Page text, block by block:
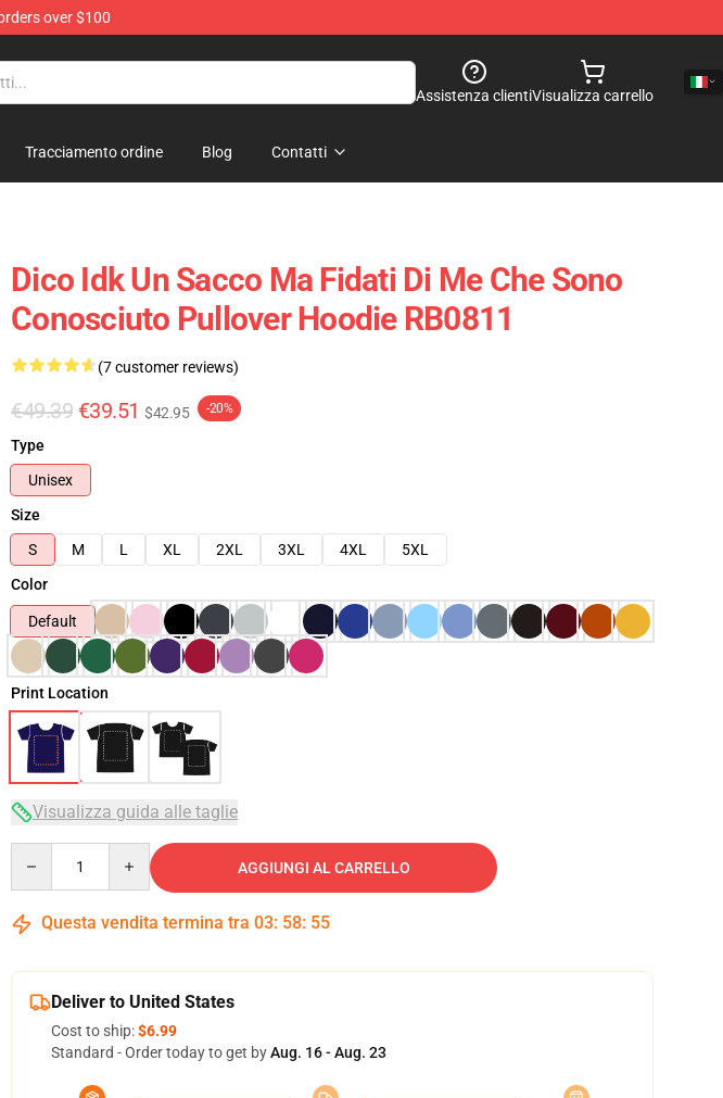
over $100
Assistenza clientiVisualizza carrello
Tracciamento ordine Blog Contatti
Dico Idk Un Sacco Ma Fidati Di Me Che Sono
Conosciuto Pullover Hoodie RB0811
(7 customer reviews)
€49.39 €39.51 $42.95 -20%
Type
Unisex
Size
S
M L XL 2XL 3XL 4XL
5XL
Color
Default
Print Location
Visualizza guida alle taglie
AGGIUNGI AL CARRELLO
Questa vendita termina tra 03: 58: 54
Deliver to United States
Cost to ship:$6.99
Standard - Order today to get byAug. 16 - Aug. 23